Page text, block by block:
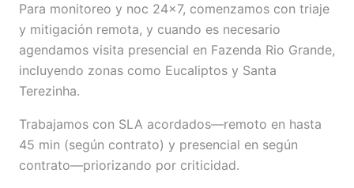
Para monitoreo y noc 24×7, comenzamos con triaje
y mitigación remota, y cuando es necesario
agendamos visita presencial en Fazenda Rio Grande,
incluyendo zonas como Eucaliptos y Santa
Terezinha.
Trabajamos con SLA acordados—remoto en hasta
45 min (según contrato) y presencial en según
contrato—priorizando por criticidad.